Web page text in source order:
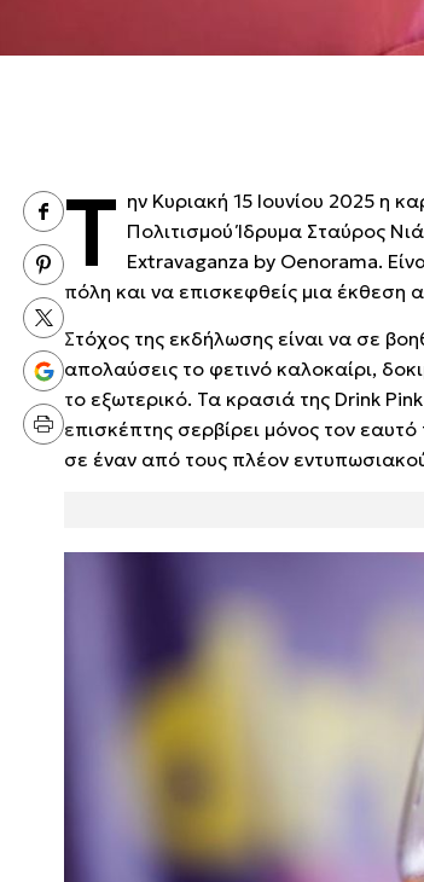
Τ ην Κυριακή 15 Ιουνίου 2025 η
Πολιτισμού Ίδρυμα Σταύρος
Extravaganza by Oenorama.
πόλη και να επισκεφθείς μια έκθεση
Στόχος της εκδήλωσης είναι να σε
απολαύσεις το φετινό καλοκαίρι,
το εξωτερικό. Τα κρασιά της Drink
επισκέπτης σερβίρει μόνος τον
σε έναν από τους πλέον